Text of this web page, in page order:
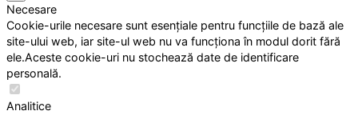
Necesare
Cookie-urile necesare sunt esențiale pentru funcțiile de bază ale
site-ului web, iar site-ul web nu va funcționa în modul dorit fără
ele.Aceste cookie-uri nu stochează date de identificare
personală.
Analitice